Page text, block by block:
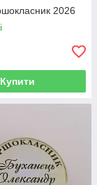
2026
Купити